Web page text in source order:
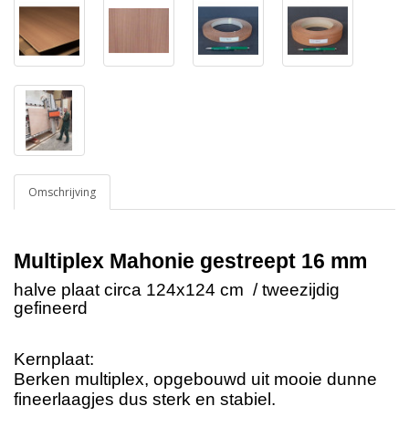
Omschrijving
Multiplex Mahonie gestreept 16 mm
halve plaat circa 124x124 cm / tweezijdig
gefineerd
Kernplaat:
Berken multiplex, opgebouwd uit mooie dunne
fineerlaagjes dus sterk en stabiel.